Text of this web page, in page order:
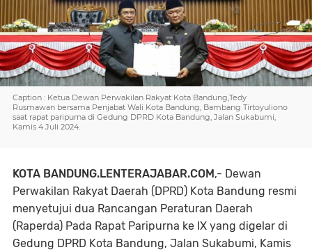
Caption : Ketua Dewan Perwakilan Rakyat Kota Bandung,Tedy
Rusmawan bersama Penjabat Wali Kota Bandung, Bambang Tirtoyuliono
saat rapat paripurna di Gedung DPRD Kota Bandung, Jalan Sukabumi,
Kamis 4 Juli 2024.
KOTA BANDUNG.LENTERAJABAR.COM,- Dewan
Perwakilan Rakyat Daerah (DPRD) Kota Bandung resmi
menyetujui dua Rancangan Peraturan Daerah
(Raperda) Pada Rapat Paripurna ke IX yang digelar di
Gedung DPRD Kota Bandung, Jalan Sukabumi, Kamis